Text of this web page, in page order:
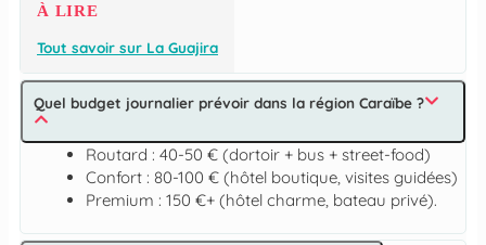
À LIRE
Tout savoir sur La Guajira
Quel budget journalier prévoir dans la région Caraïbe ?
Routard : 40-50 € (dortoir + bus + street-food)
Confort : 80-100 € (hôtel boutique, visites guidées)
Premium : 150 €+ (hôtel charme, bateau privé).